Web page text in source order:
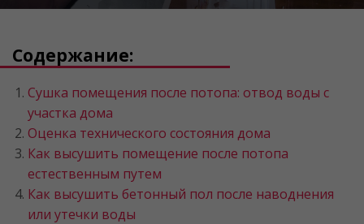
Содержание:
Сушка помещения после потопа: отвод воды с
участка дома
Оценка технического состояния дома
Как высушить помещение после потопа
естественным путем
Как высушить бетонный пол после наводнения
или утечки воды